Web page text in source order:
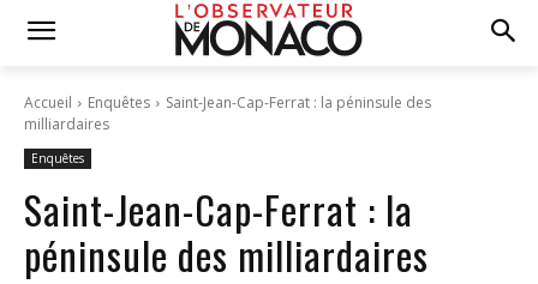
Accueil Enquêtes
Saint-Jean-Cap-Ferrat : la péninsule des
milliardaires
Enquêtes
Saint-Jean-Cap-Ferrat : la
péninsule des milliardaires